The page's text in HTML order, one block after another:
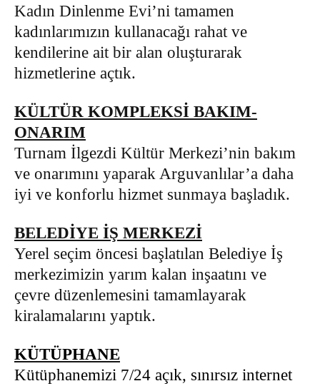
Kadın Dinlenme Evi’ni tamamen
kadınlarımızın kullanacağı rahat ve
kendilerine ait bir alan oluşturarak
hizmetlerine açtık.
KÜLTÜR KOMPLEKSİ BAKIM-
ONARIM
Turnam İlgezdi Kültür Merkezi’nin bakım
ve onarımını yaparak Arguvanlılar’a daha
iyi ve konforlu hizmet sunmaya başladık.
BELEDİYE İŞ MERKEZİ
Yerel seçim öncesi başlatılan Belediye İş
merkezimizin yarım kalan inşaatını ve
çevre düzenlemesini tamamlayarak
kiralamalarını yaptık.
KÜTÜPHANE
Kütüphanemizi 7/24 açık, sınırsız internet